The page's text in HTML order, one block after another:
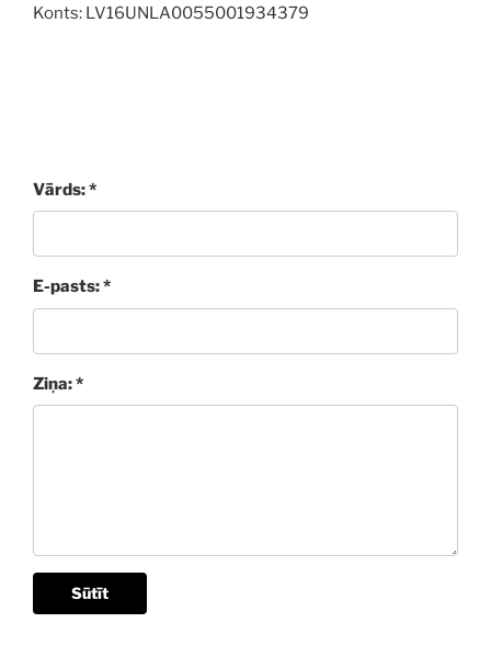
Konts: LV16UNLA0055001934379
Vārds: *
E-pasts: *
Ziņa: *
Sūtīt